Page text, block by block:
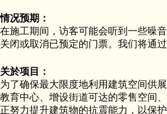
情况预期：
在施工期间，访客可能会听到一些噪
关闭或取消已预定的门票。我们将通
关於项目：
为了确保最大限度地利用建筑空间供
教育中心、增设街道可达的零售空间
正努力提升建筑物的抗震能力，以保护